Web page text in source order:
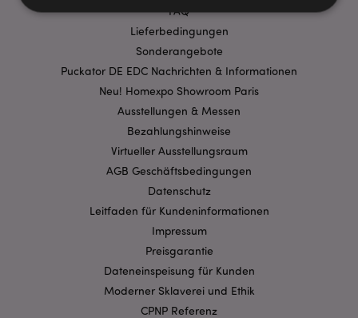
FAQ
Lieferbedingungen
Sonderangebote
Puckator DE EDC Nachrichten & Informationen
Neu! Homexpo Showroom Paris
Ausstellungen & Messen
Bezahlungshinweise
Virtueller Ausstellungsraum
AGB Geschäftsbedingungen
Datenschutz
Leitfaden für Kundeninformationen
Impressum
Preisgarantie
Dateneinspeisung für Kunden
Moderner Sklaverei und Ethik
CPNP Referenz
Unbedingt notwendige
Ausrichten
Funktions
Streng-notwendige-Cookies ermöglichen
Kernfunktionen der Website wie die
Benutzeranmeldung und die Kontoverwaltung.
Ohne unbedingt notwendige cookies kann die
Website nicht richtig genutzt werden.
Provider
CookieScriptConsent
CookieScript